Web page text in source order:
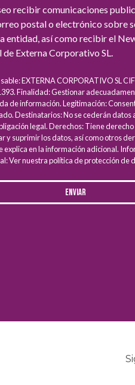
recibir comunicaciones
postal o electrónico sobre
entidad, así como recibir el
Externa Corporativo SL.
EXTERNA CORPORATIVO SL CIF
Finalidad: Gestionar
de información. Legitimación:
Destinatarios: No se cederán datos
legal. Derechos: Tiene derecho
y suprimir los datos, así como otros
explica en la información adicional.
Ver nuestra política de protección de
Enviar